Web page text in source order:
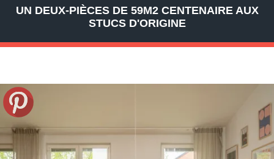
UN DEUX-PIÈCES DE 59M2 CENTENAIRE AUX
STUCS D'ORIGINE